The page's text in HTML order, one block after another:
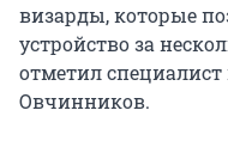
визарды, которые
устройство за
отметил
Овчинников.